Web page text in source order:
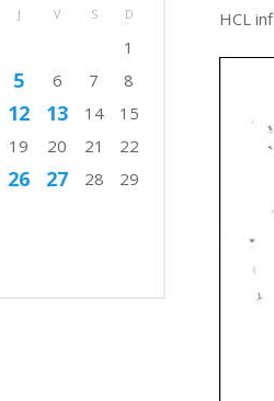
HCL
J V S D
1
5 6 7
8
12 13 14
15
19 20 21
22
26 27 28
29